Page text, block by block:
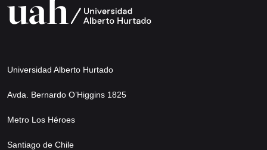
Universidad Alberto Hurtado
Avda. Bernardo O’Higgins 1825
Metro Los Héroes
Santiago de Chile